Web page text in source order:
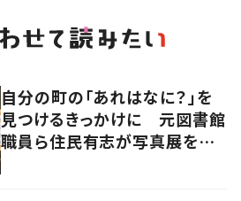
自分の町の「あれはなに？」を
見つけるきっかけに 元図書館
職員ら住民有志が写真展を企